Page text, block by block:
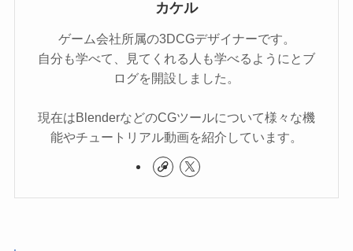
カケル
ゲーム会社所属の3DCGデザイナーです。
自分も学べて、見てくれる人も学べるようにとブ
ログを開設しました。
現在はBlenderなどのCGツールについて様々な機
能やチュートリアル動画を紹介しています。